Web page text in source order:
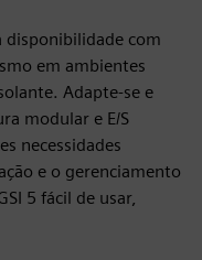
disponibilidade com
em ambientes
Adapte-se e
modular e E/S
necessidades
e o gerenciamento
5 fácil de usar,